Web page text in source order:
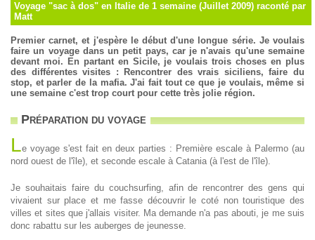
Premier carnet, et j'espère le début d'une longue série. Je voulais
faire un voyage dans un petit pays, car je n'avais qu'une semaine
devant moi. En partant en Sicile, je voulais trois choses en plus
des différentes visites : Rencontrer des vrais siciliens, faire du
stop, et parler de la mafia. J'ai fait tout ce que je voulais, même si
une semaine c'est trop court pour cette très jolie région.
Voyage "sac à dos" en Italie de 1 semaine (Juillet 2009) raconté par
Matt
Préparation du voyage
Le voyage s'est fait en deux parties : Première escale à Palermo (au
nord ouest de l'île), et seconde escale à Catania (à l'est de l'île).
Je souhaitais faire du couchsurfing, afin de rencontrer des gens qui
vivaient sur place et me fasse découvrir le coté non touristique des
villes et sites que j'allais visiter. Ma demande n'a pas abouti, je me suis
donc rabattu sur les auberges de jeunesse.